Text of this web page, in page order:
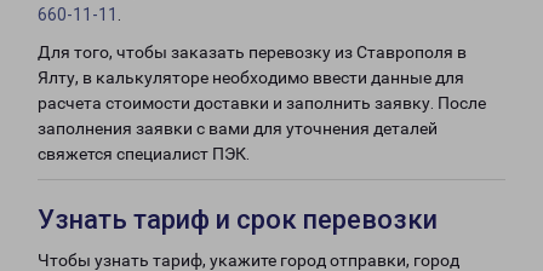
660-11-11
Для того, чтобы заказать перевозку из Ставрополя в
Ялту, в калькуляторе необходимо ввести данные для
расчета стоимости доставки и заполнить заявку. После
заполнения заявки с вами для уточнения деталей
свяжется специалист ПЭК.
Узнать тариф и срок перевозки
Чтобы узнать тариф, укажите город отправки, город